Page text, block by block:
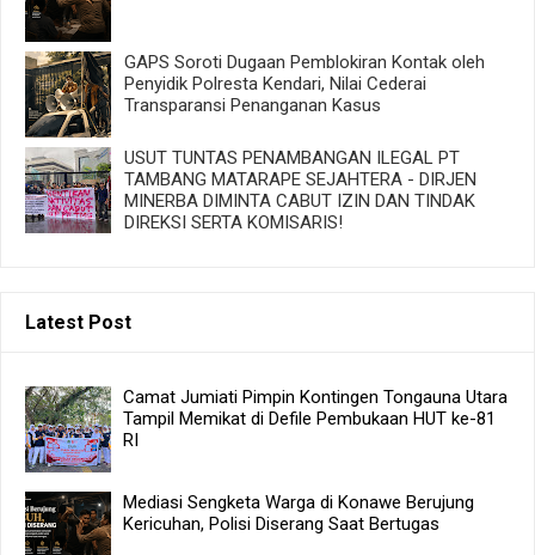
GAPS Soroti Dugaan Pemblokiran Kontak oleh
Penyidik Polresta Kendari, Nilai Cederai
Transparansi Penanganan Kasus
USUT TUNTAS PENAMBANGAN ILEGAL PT
TAMBANG MATARAPE SEJAHTERA - DIRJEN
MINERBA DIMINTA CABUT IZIN DAN TINDAK
DIREKSI SERTA KOMISARIS!
Latest Post
Camat Jumiati Pimpin Kontingen Tongauna Utara
Tampil Memikat di Defile Pembukaan HUT ke-81
RI
Mediasi Sengketa Warga di Konawe Berujung
Kericuhan, Polisi Diserang Saat Bertugas